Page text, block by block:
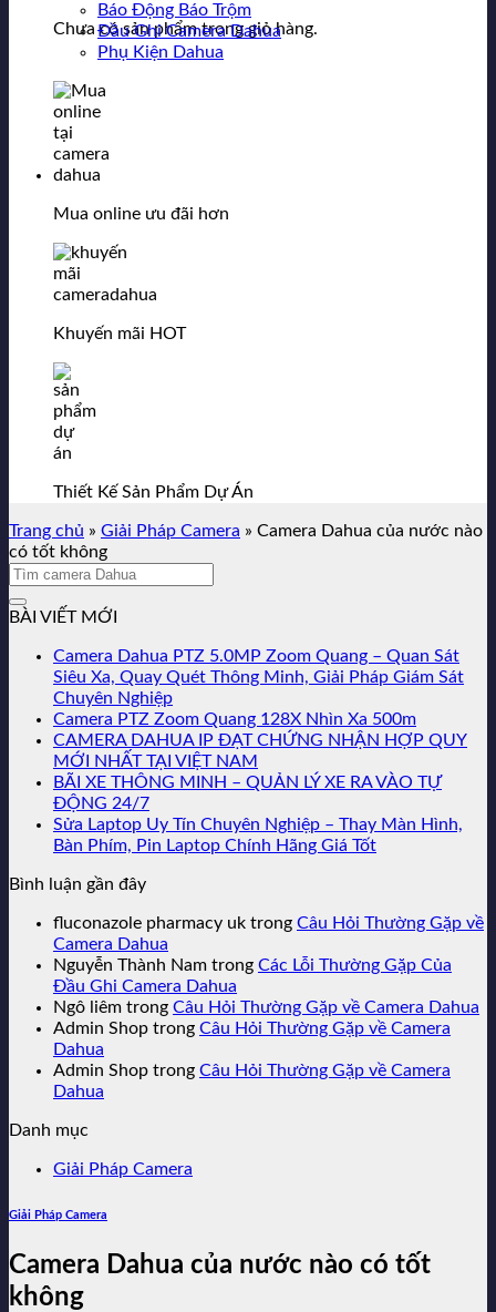
Chưa có sản phẩm trong giỏ hàng.
Báo Động Báo Trộm
Đầu Ghi Camera Dahua
Phụ Kiện Dahua
Mua online ưu đãi hơn
Khuyến mãi HOT
Thiết Kế Sản Phẩm Dự Án
Trang chủ » Giải Pháp Camera » Camera Dahua của nước nào
có tốt không
BÀI VIẾT MỚI
Camera Dahua PTZ 5.0MP Zoom Quang – Quan Sát
Siêu Xa, Quay Quét Thông Minh, Giải Pháp Giám Sát
Chuyên Nghiệp
Camera PTZ Zoom Quang 128X Nhìn Xa 500m
CAMERA DAHUA IP ĐẠT CHỨNG NHẬN HỢP QUY
MỚI NHẤT TẠI VIỆT NAM
BÃI XE THÔNG MINH – QUẢN LÝ XE RA VÀO TỰ
ĐỘNG 24/7
Sửa Laptop Uy Tín Chuyên Nghiệp – Thay Màn Hình,
Bàn Phím, Pin Laptop Chính Hãng Giá Tốt
Bình luận gần đây
fluconazole pharmacy uk trong Câu Hỏi Thường Gặp về
Camera Dahua
Nguyễn Thành Nam trong Các Lỗi Thường Gặp Của
Đầu Ghi Camera Dahua
Ngô liêm trong Câu Hỏi Thường Gặp về Camera Dahua
Admin Shop trong Câu Hỏi Thường Gặp về Camera
Dahua
Admin Shop trong Câu Hỏi Thường Gặp về Camera
Dahua
Danh mục
Giải Pháp Camera
Giải Pháp Camera
Camera Dahua của nước nào có tốt
không